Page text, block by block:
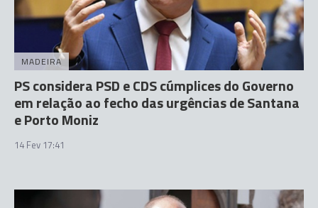
MADEIRA
PS considera PSD e CDS cúmplices do Governo
em relação ao fecho das urgências de Santana
e Porto Moniz
14 Fev 17:41